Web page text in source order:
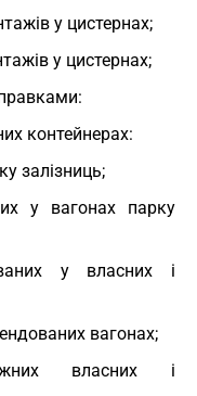
у цистернах;
у цистернах;
контейнерах:
залізниць;
у вагонах парку
у власних і
вагонах;
власних і